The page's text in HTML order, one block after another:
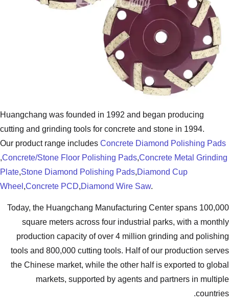
Huangchang was founded in 1992
cutting and grinding tools for concrete
Our product range includesConcrete
,Concrete/Stone Floor Polishing Pads,
Plate,Stone Diamond Polishing Pads
Wheel, Concrete PCD
Today, the Huangchang
square meters across four
production capacity of over 4
tools and 800,000 cutting tools.
the Chinese market, while the
markets, supported by